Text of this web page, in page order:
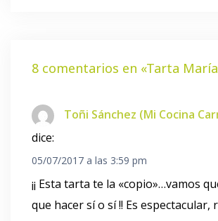
8 comentarios en «Tarta
Toñi Sánchez (Mi Cocina
dice:
05/07/2017 a las 3:59 pm
¡¡ Esta tarta te la «copio»…vamos
que hacer sí o sí !! Es espectacular,